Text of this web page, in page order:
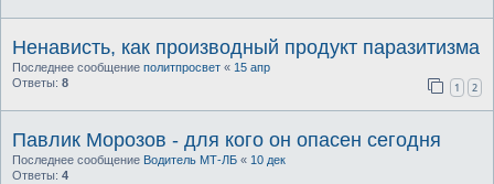
Ненависть, как производный продукт паразитизма
Последнее сообщение политпросвет « 15 апр
Ответы: 8 1 2
Павлик Морозов - для кого он опасен сегодня
Последнее сообщение Водитель МТ-ЛБ « 10 дек
Ответы: 4